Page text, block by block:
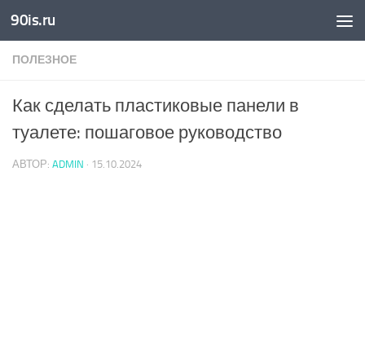
Skip to content
90is.ru
ПОЛЕЗНОЕ
Как сделать пластиковые панели в
туалете: пошаговое руководство
АВТОР: ADMIN · 15.10.2024